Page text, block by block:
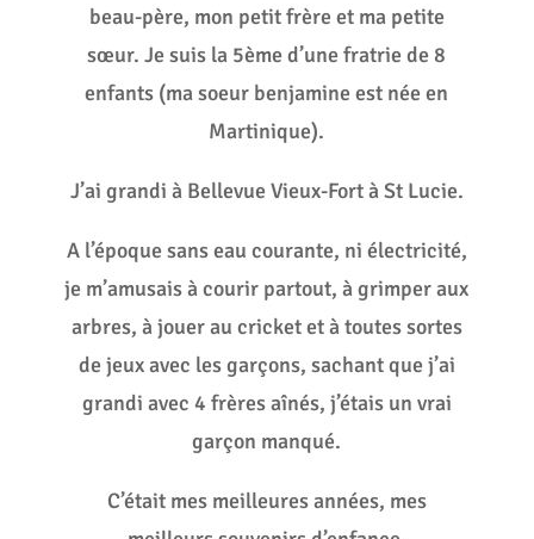
beau-père, mon petit frère et ma petite
sœur. Je suis la 5ème d’une fratrie de 8
enfants (ma soeur benjamine est née en
Martinique).
J’ai grandi à Bellevue Vieux-Fort à St Lucie.
A l’époque sans eau courante, ni électricité,
je m’amusais à courir partout, à grimper aux
arbres, à jouer au cricket et à toutes sortes
de jeux avec les garçons, sachant que j’ai
grandi avec 4 frères aînés, j’étais un vrai
garçon manqué.
C’était mes meilleures années, mes